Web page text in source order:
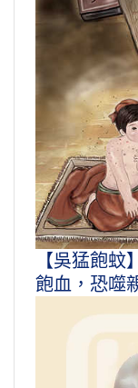
【吳猛飽
飽血，恐噬